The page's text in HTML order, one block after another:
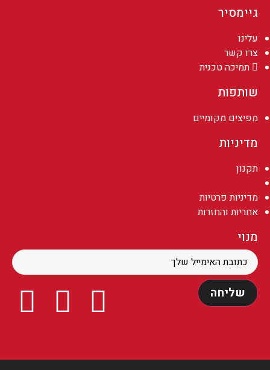
גיימסיר
עלינו
צרו קשר
תמיכה טכנית
שותפות
מפיצים מקומיים
מדיניות
תקנון
מדיניות פרטיות
אחריות והחזרות
מנוי